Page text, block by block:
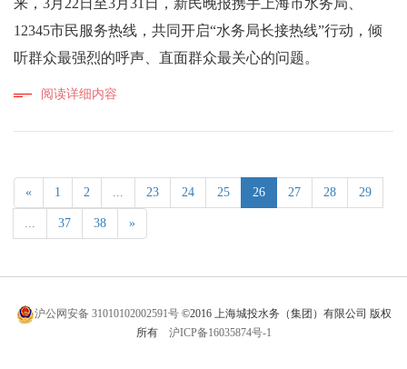
12345市民服务热线，共同开启“水务局长接热线”行动，倾
听群众最强烈的呼声、直面群众最关心的问题。
阅读详细内容
« 1 2 23 24 25 26 27 28 29
37 38 »
沪公网安备 31010102002591号 ©2016 上海城投水务（集团）有限公司 版权
所有 沪ICP备16035874号-1